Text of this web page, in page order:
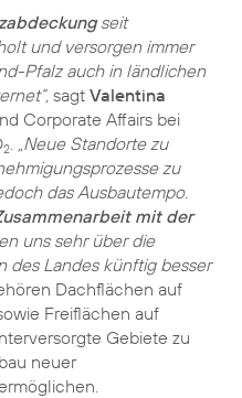
seit
und versorgen immer
Pfalz auch in ländlichen
sagt Valentina
Corporate Affairs bei
2
„Neue Standorte zu
zu
das Ausbautempo.
mit der
uns sehr über die
des Landes künftig besser
Dachflächen auf
Freiflächen auf
Gebiete zu
neuer